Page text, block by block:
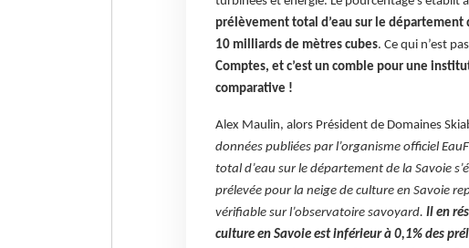
prélèvement total d’eau sur le département
10 milliards de mètres cubes. Ce qui n’est
Comptes, et c’est un comble pour une
comparative !
Alex Maulin, alors Président de Domaines
données publiées par l’organisme officiel
total d’eau sur le département de la Savoie
prélevée pour la neige de culture en Savoie
vérifiable sur l’observatoire savoyard. Il en
culture en Savoie est inférieur à 0,1% des